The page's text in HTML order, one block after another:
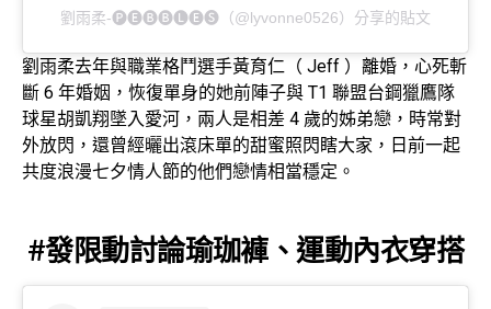
劉雨柔-🅟🅔🅑🅑🅛🅔🅢（@lyvonne0526）分享的貼文
劉雨柔去年與職業格鬥選手黃育仁（ Jeff ）離婚，心死斬
斷 6 年婚姻，恢復單身的她前陣子與 T1 聯盟台鋼獵鷹隊
球星胡凱翔墜入愛河，兩人是相差 4 歲的姊弟戀，時常對
外放閃，還曾經曬出滾床單的甜蜜照閃瞎大家，日前一起
共度浪漫七夕情人節的他們戀情相當穩定。
#發限動討論瑜珈褲、運動內衣穿搭